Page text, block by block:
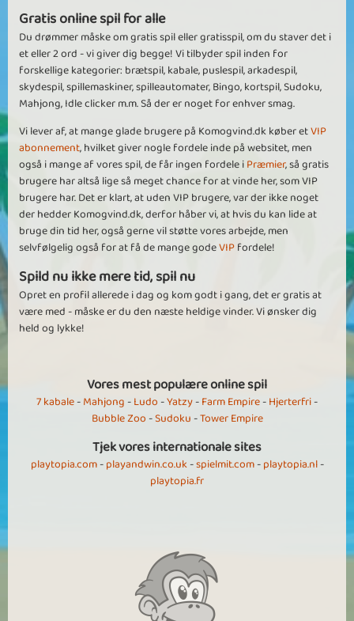
Gratis online spil for alle
Du drømmer måske om gratis spil eller gratisspil, om du staver det i
et eller 2 ord - vi giver dig begge! Vi tilbyder spil inden for
forskellige kategorier: brætspil, kabale, puslespil, arkadespil,
skydespil, spillemaskiner, spilleautomater, Bingo, kortspil, Sudoku,
Mahjong, Idle clicker m.m. Så der er noget for enhver smag.
Vi lever af, at mange glade brugere på Komogvind.dk køber etVIP
abonnement, hvilket giver nogle fordele inde på websitet, men
også i mange af vores spil, de får ingen fordele iPræmier, så gratis
brugere har altså lige så meget chance for at vinde her, som VIP
brugere har. Det er klart, at uden VIP brugere, var der ikke noget
der hedder Komogvind.dk, derfor håber vi, at hvis du kan lide at
bruge din tid her, også gerne vil støtte vores arbejde, men
selvfølgelig også for at få de mange godeVIPfordele!
Spild nu ikke mere tid, spil nu
Opret en profil allerede i dag og kom godt i gang, det er gratis at
være med - måske er du den næste heldige vinder. Vi ønsker dig
held og lykke!
Vores mest populære online spil
7 kabale-Mahjong-Ludo-Yatzy-Farm Empire-Hjerterfri-
Bubble Zoo-Sudoku-Tower Empire
Tjek vores internationale sites
playtopia.com-playandwin.co.uk-spielmit.com-playtopia.nl-
playtopia.fr